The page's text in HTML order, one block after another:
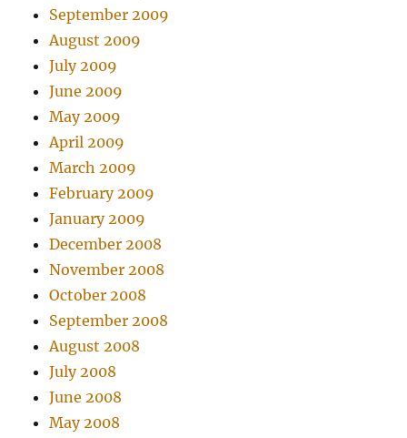
September 2009
August 2009
July 2009
June 2009
May 2009
April 2009
March 2009
February 2009
January 2009
December 2008
November 2008
October 2008
September 2008
August 2008
July 2008
June 2008
May 2008